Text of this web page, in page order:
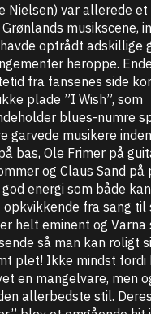
Nielsen) var allerede et
musikscene,
optrådt adskillige
heroppe.
fra fansenes side
plade ”I Wish”, som
blues-numre
garvede musikere
bas, Ole Frimer på
og Claus Sand på
energi som både
fra sang til
helt eminent og Varna
så man kan roligt
plet! Ikke mindst fordi
en mangelvare, men
allerbedste stil.